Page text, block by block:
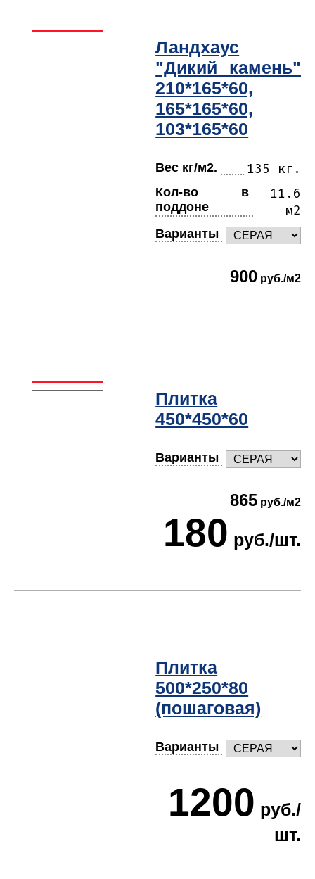
Ландхаус
"Дикий камень"
210*165*60,
165*165*60,
103*165*60
Вес кг/м2. 135 кг.
Кол-во в
поддоне
11.6
м2
Варианты
900 руб./м2
Плитка
450*450*60
Варианты
865 руб./м2
180 руб./шт.
Плитка
500*250*80
(пошаговая)
Варианты
1200 руб./
шт.